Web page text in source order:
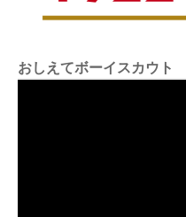
おしえてボーイスカウト